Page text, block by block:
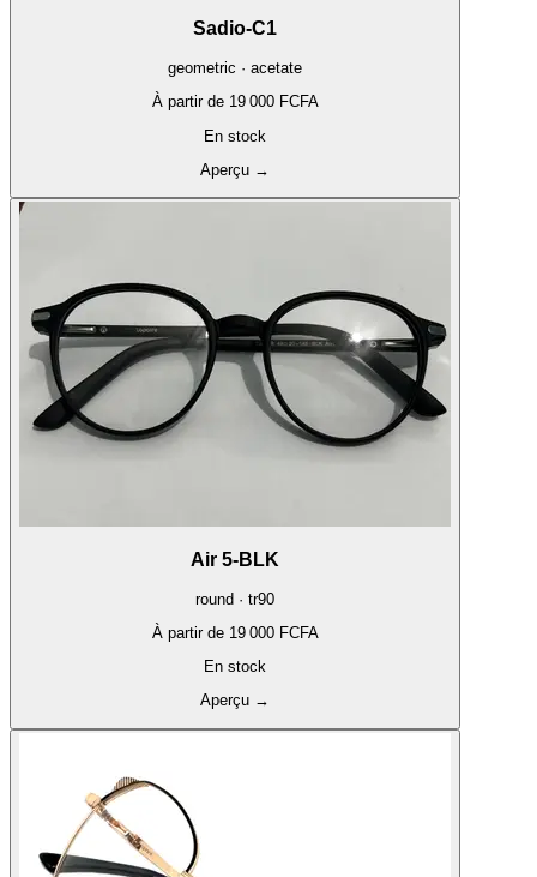
Sadio-C1
geometric · acetate
À partir de 19 000 FCFA
En stock
Aperçu →
Air 5-BLK
round · tr90
À partir de 19 000 FCFA
En stock
Aperçu →